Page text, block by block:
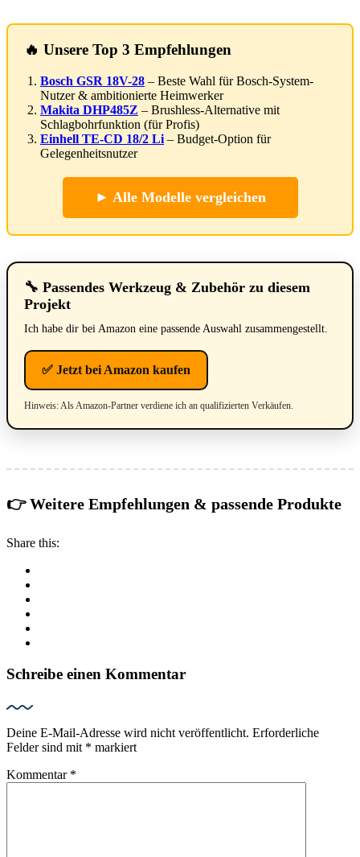
🔥 Unsere Top 3 Empfehlungen
Bosch GSR 18V-28 – Beste Wahl für Bosch-System-
Nutzer & ambitionierte Heimwerker
Makita DHP485Z – Brushless-Alternative mit
Schlagbohrfunktion (für Profis)
Einhell TE-CD 18/2 Li – Budget-Option für
Gelegenheitsnutzer
► Alle Modelle vergleichen
🔧 Passendes Werkzeug & Zubehör zu diesem
Projekt
Ich habe dir bei Amazon eine passende Auswahl zusammengestellt.
✅ Jetzt bei Amazon kaufen
Hinweis: Als Amazon-Partner verdiene ich an qualifizierten Verkäufen.
👉 Weitere Empfehlungen & passende Produkte
Share this:
Schreibe einen Kommentar
Deine E-Mail-Adresse wird nicht veröffentlicht. Erforderliche
Felder sind mit * markiert
Kommentar *